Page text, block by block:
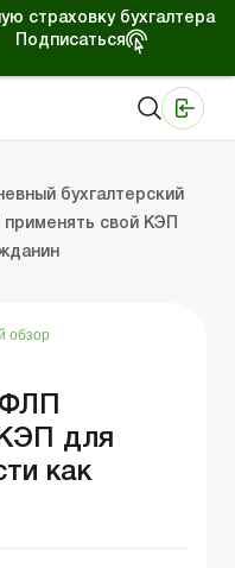
страховку бухгалтера
Подписаться
бухгалтерский
свой КЭП
обзор
для
как